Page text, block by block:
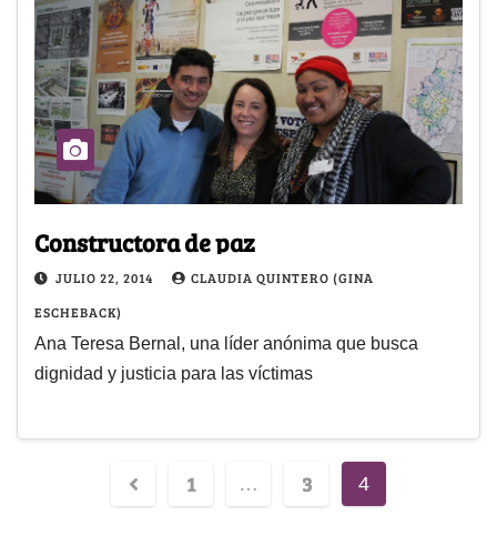
Constructora de paz
JULIO 22, 2014
CLAUDIA QUINTERO (GINA
ESCHEBACK)
Ana Teresa Bernal, una líder anónima que busca
dignidad y justicia para las víctimas
1 … 3 4